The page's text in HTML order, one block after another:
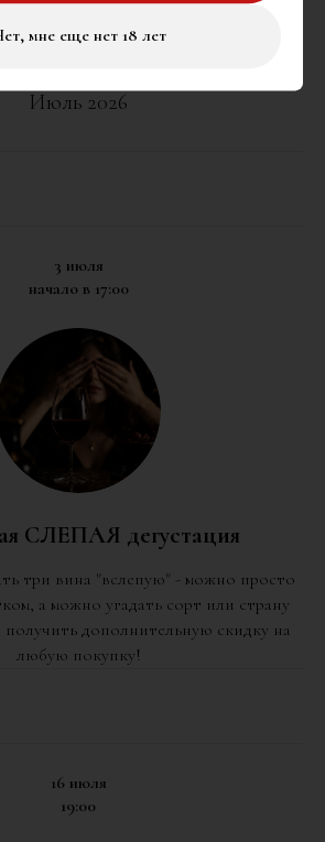
мне еще нет 18 лет
Июль 2026
3 июля
начало в 17:00
СЛЕПАЯ дегустация
три вина "вслепую" - можно просто
а можно угадать сорт или страну
дополнительную скидку на
любую покупку!
16 июля
19:00